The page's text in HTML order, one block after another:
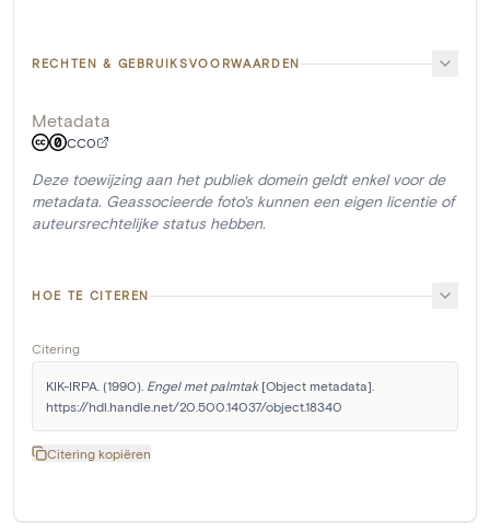
RECHTEN & GEBRUIKSVOORWAARDEN
Metadata
CC0
Deze toewijzing aan het publiek domein geldt enkel voor de
metadata. Geassocieerde foto's kunnen een eigen licentie of
auteursrechtelijke status hebben.
HOE TE CITEREN
Citering
KIK-IRPA. (1990). Engel met palmtak [Object metadata].
https://hdl.handle.net/20.500.14037/object.18340
Citering kopiëren